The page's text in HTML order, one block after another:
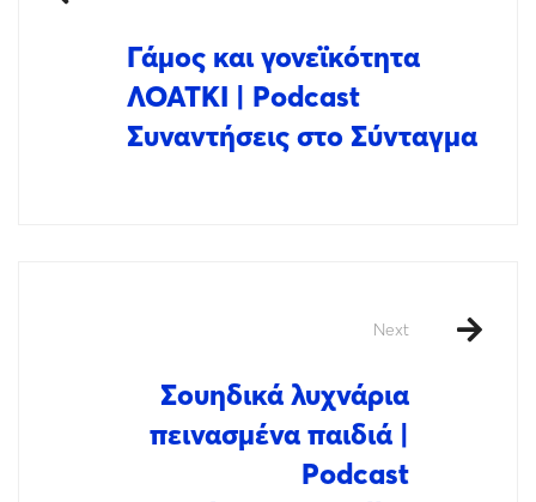
Γάμος και γονεϊκότητα
ΛΟΑΤΚΙ | Podcast
Συναντήσεις στο Σύνταγμα
Next
Σουηδικά λυχνάρια
πεινασμένα παιδιά |
Podcast